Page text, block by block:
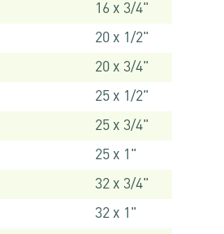
16 x 3/4"
20 x 1/2"
20 x 3/4"
25 x 1/2"
25 x 3/4"
25 x 1"
32 x 3/4"
32 x 1"